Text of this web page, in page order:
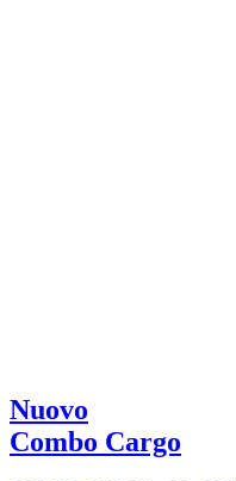
Nuovo
Combo Cargo